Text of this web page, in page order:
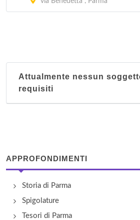
Attualmente nessun
requisiti
APPROFONDIMENTI
Storia di Parma
Spigolature
Tesori di Parma